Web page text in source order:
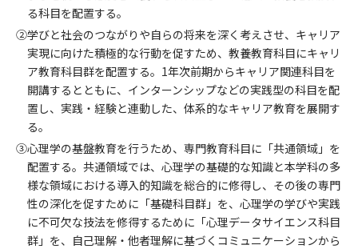
る科目を配置する。
②学びと社会のつながりや自らの将来を深く考えさせ、キャリア
実現に向けた積極的な行動を促すため、教養教育科目にキャリ
ア教育科目群を配置する。1年次前期からキャリア関連科目を
開講するとともに、インターンシップなどの実践型の科目を配
置し、実践・経験と連動した、体系的なキャリア教育を展開す
る。
③心理学の基盤教育を行うため、専門教育科目に「共通領域」を
配置する。共通領域では、心理学の基礎的な知識と本学科の多
様な領域における導入的知識を総合的に修得し、その後の専門
性の深化を促すために「基礎科目群」を、心理学の学びや実践
に不可欠な技法を修得するために「心理データサイエンス科目
群」を、自己理解・他者理解に基づくコミュニケーションから